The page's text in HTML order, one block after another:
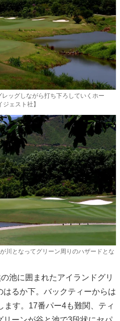
ッグしながら打ち下ろしていくホー
ェスト社】
川となってグリーン周りのハザードとな
池に囲まれたアイランドグリ
るか下。バックティーからは
す。17番パー4も難関、ティ